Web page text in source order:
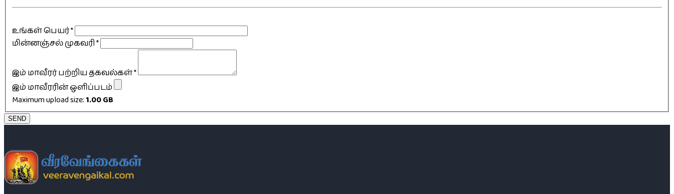
உங்கள் பெயர்*
மின்னஞ்சல் முகவரி*
இம் மாவீரர் பற்றிய தகவல்கள்*
இம் மாவீரரின் ஒளிப்படம்
Maximum upload size:1.00 GB
SEND